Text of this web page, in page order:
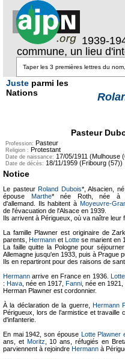
1939-
commune, un lieu
Juste parmi les
Nations
Pasteur
Profession: Pasteur
Religion : Protestant
Date de naissance: 17/05/1911 (Mulhouse
Date de décès: 18/11/1959 (Fribourg (57))
Notice
Le pasteurRoland Dubois*, Alsacien,
épouse Marthe* née Roth, née à
d'allemand. Ils habitent à Moyeuvre-
de l'évacuation de l'Alsace en 1939.
Ils arrivent à Périgueux, où va naître leur
La famille Plawner est originaire de
parents, Hermann et Lotte se marient en
La faille quitte la Pologne pour
Allemagne jusqu'en 1933, puis à Prague
Ils en repartiront pour des raisons de
Hermann arrive en France en 1936.
: Hava , née en 1917, Fanni , née en 1921,
Herman Plawner est cordonnier.
À la déclaration de la guerre, Hermann
Périgueux, lors de l’armistice et
d'infanterie.
En mai 1942, son épouse Lotte Plawner
ans, et Moritz , 10 ans, réfugiés en
parviennent à rejoindre Hermann à